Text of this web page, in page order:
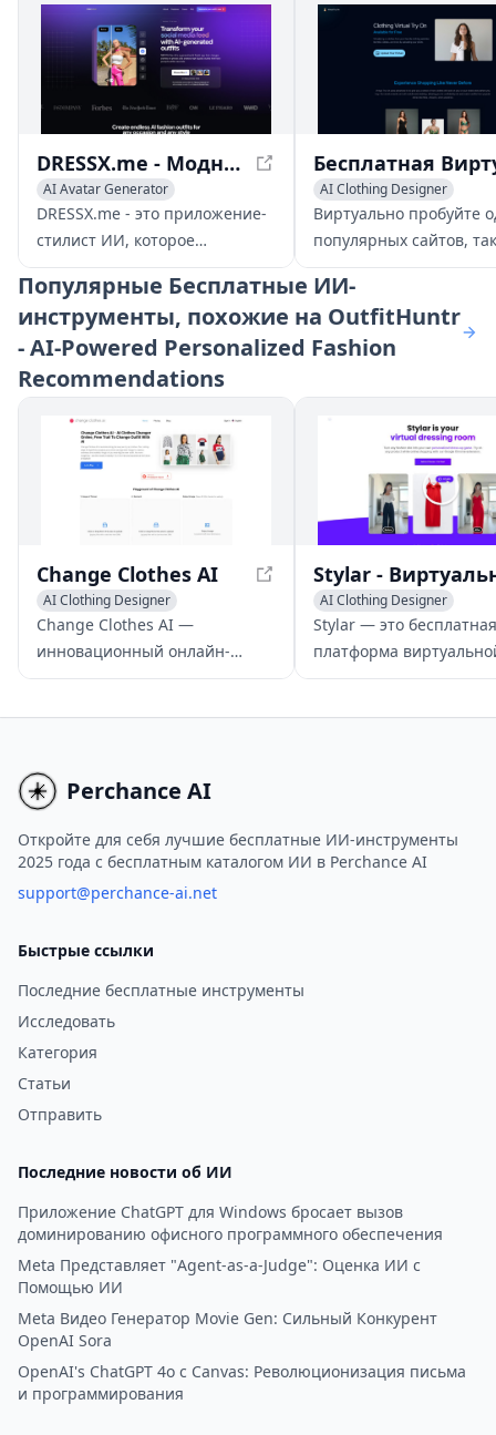
DRESSX.me - Модная одежда, сгенерированная ИИ: Изучите виртуальный гардероб
AI Avatar Generator
AI Clothing Designer
AI Photo & Image Generator
DRESSX.me - это приложение-
стилист ИИ, которое
генерирует
высококачественные наряды
для ваших фотографий из
текстовых подсказок.
Улучшите свой профиль для
знакомств, создайте
профессиональный образ для
онлайн-сетей, освежите
старые фотографии или
AI Clothing Designer
Виртуально пробуйте
популярных сайтов,
Nike, Adidas и другие,
загружая свою
используя передовую
реалистичного
Популярные Бесплатные ИИ-
инструменты, похожие на OutfitHuntr
- AI-Powered Personalized Fashion
Recommendations
Change Clothes AI
AI Clothing Designer
AI Image Recognition
Change Clothes AI —
инновационный онлайн-
инструмент на основе ИИ,
разными стилями, используя
их фотографии и изображения
одежды.
AI Clothing Designer
AI Virtual Try-On
AI E-commerce Tools
Stylar — это бесплатная
платформа
примерки,
Perchance AI
Откройте для себя лучшие бесплатные ИИ-инструменты
2025 года с бесплатным каталогом ИИ в Perchance AI
support@perchance-ai.net
Быстрые ссылки
Последние бесплатные инструменты
Исследовать
Категория
Статьи
Отправить
Последние новости об ИИ
Приложение ChatGPT для Windows бросает вызов
доминированию офисного программного обеспечения
Meta Представляет "Agent-as-a-Judge": Оценка ИИ с
Помощью ИИ
Meta Видео Генератор Movie Gen: Сильный Конкурент
OpenAI Sora
OpenAI's ChatGPT 4o с Canvas: Революционизация письма
и программирования